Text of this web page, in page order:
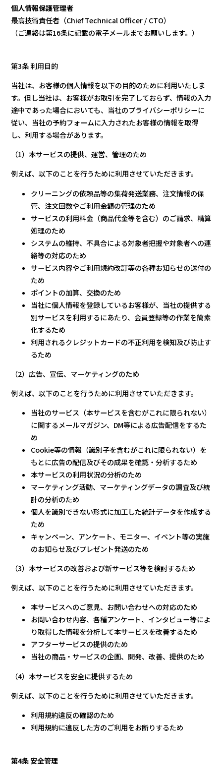
個人情報保護管理者
最高技術責任者（Chief Technical Officer / CTO）
（ご連絡は第16条に記載の電子メールまでお願いします。）
第3条 利用目的
当社は、お客様の個人情報を以下の目的のために利用いたしま
す。但し当社は、お客様がお取引を完了しておらず、情報の入力
途中であった場合においても、当社のプライバシーポリシーに
従い、当社の予約フォームに入力されたお客様の情報を取得
し、利用する場合があります。
（1）本サービスの提供、運営、管理のため
例えば、以下のことを行うために利用させていただきます。
クリーニングの依頼品等の集荷発送業務、注文情報の保
管、注文回数やご利用金額の管理のため
サービスの利用料金（商品代金等を含む）のご請求、精算
処理のため
システムの維持、不具合による対象者把握や対象者への連
絡等の対応のため
サービス内容やご利用規約改訂等の各種お知らせの送付の
ため
ポイントの加算、交換のため
当社に個人情報を登録しているお客様が、当社の提供する
別サービスを利用するにあたり、会員登録等の作業を簡素
化するため
利用されるクレジットカードの不正利用を検知及び防止す
るため
（2）広告、宣伝、マーケティングのため
例えば、以下のことを行うために利用させていただきます。
当社のサービス（本サービスを含むがこれに限られない）
に関するメールマガジン、DM等による広告配信をするた
め
Cookie等の情報（識別子を含むがこれに限られない）を
もとに広告の配信及びその成果を確認・分析するため
本サービスの利用状況の分析のため
マーケティング活動、マーケティングデータの調査及び統
計の分析のため
個人を識別できない形式に加工した統計データを作成する
ため
キャンペーン、アンケート、モニター、イベント等の実施
のお知らせ及びプレゼント発送のため
（3）本サービスの改善および新サービス等を検討するため
例えば、以下のことを行うために利用させていただきます。
本サービスへのご意見、お問い合わせへの対応のため
お問い合わせ内容、各種アンケート、インタビュー等によ
り取得した情報を分析して本サービスを改善するため
アフターサービスの提供のため
当社の商品・サービスの企画、開発、改善、提供のため
（4）本サービスを安全に提供するため
例えば、以下のことを行うために利用させていただきます。
利用規約違反の確認のため
利用規約に違反した方のご利用をお断りするため
第4条 安全管理